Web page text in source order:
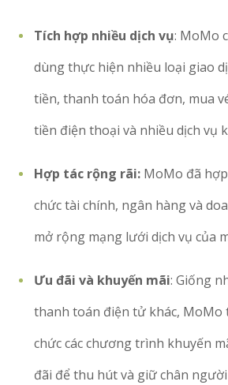
Tích hợp nhiều dịch vụ: MoMo
dùng thực hiện nhiều loại giao
tiền, thanh toán hóa đơn, mua
tiền điện thoại và nhiều dịch vụ
Hợp tác rộng rãi: MoMo đã
chức tài chính, ngân hàng và
mở rộng mạng lưới dịch vụ của
Ưu đãi và khuyến mãi: Giống
thanh toán điện tử khác, MoMo
chức các chương trình khuyến
đãi để thu hút và giữ chân